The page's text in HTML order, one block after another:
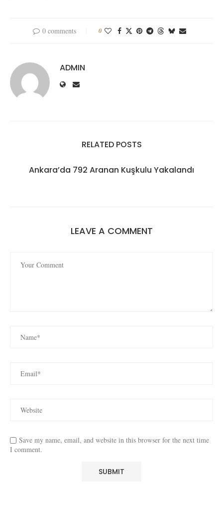
0 comments 0
ADMIN
RELATED POSTS
Ankara’da 792 Aranan Kuşkulu Yakalandı
LEAVE A COMMENT
Save my name, email, and website in this browser for the next time
I comment.